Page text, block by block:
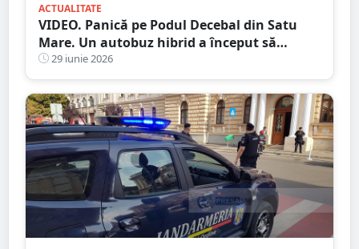
ACTUALITATE
VIDEO. Panică pe Podul Decebal din Satu
Mare. Un autobuz hibrid a început să
scoată fum în mers
29 iunie 2026